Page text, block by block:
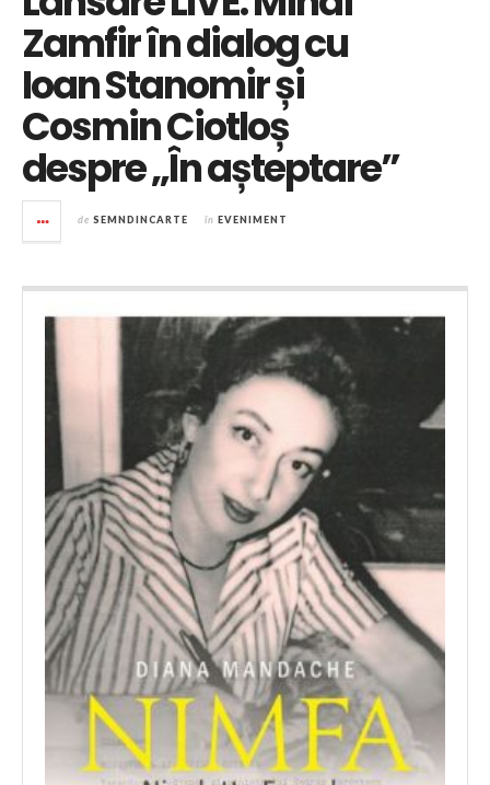
Zamfir în dialog cu
Ioan Stanomir și
Cosmin Ciotloș
despre „În așteptare”
de SEMNDINCARTE în EVENIMENT